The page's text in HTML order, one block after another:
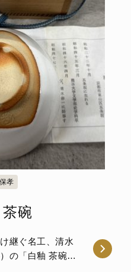
孝
碗
継ぐ名工、清水
の「白釉 茶碗」